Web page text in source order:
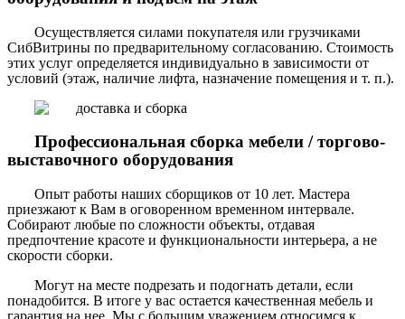
Осуществляется силами покупателя или грузчиками
СибВитрины по предварительному согласованию. Стоимость
этих услуг определяется индивидуально в зависимости от
условий (этаж, наличие лифта, назначение помещения и т. п.).
Профессиональная сборка мебели / торгово-
выставочного оборудования
Опыт работы наших сборщиков от 10 лет. Мастера
приезжают к Вам в оговоренном временном интервале.
Собирают любые по сложности объекты, отдавая
предпочтение красоте и функциональности интерьера, а не
скорости сборки.
Могут на месте подрезать и подогнать детали, если
понадобится. В итоге у вас остается качественная мебель и
гарантия на нее. Мы с большим уважением относимся к